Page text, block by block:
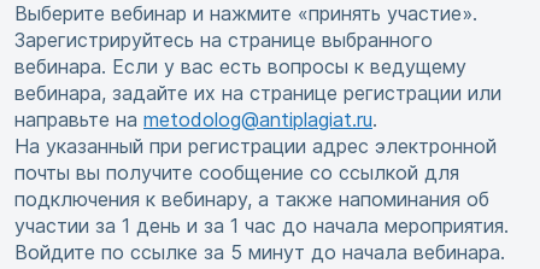
Выберите вебинар и нажмите «принять участие».
Зарегистрируйтесь на странице выбранного
вебинара. Если у вас есть вопросы к ведущему
вебинара, задайте их на странице регистрации или
направьте на metodolog@antiplagiat.ru.
На указанный при регистрации адрес электронной
почты вы получите сообщение со ссылкой для
подключения к вебинару, а также напоминания об
участии за 1 день и за 1 час до начала мероприятия.
Войдите по ссылке за 5 минут до начала вебинара.